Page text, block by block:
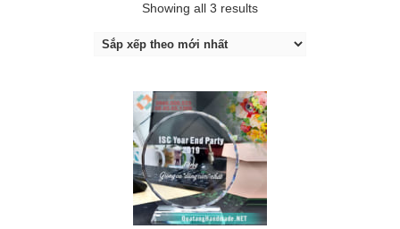
Showing all 3 results